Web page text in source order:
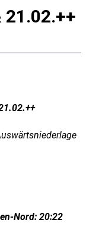
21.02.++
Nord: 20:22